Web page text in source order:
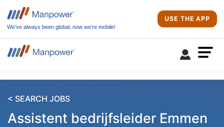
We’ve always been global, now we’re mobile!
USE THE APP
< SEARCH JOBS
Assistent bedrijfsleider Emmen